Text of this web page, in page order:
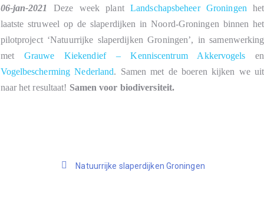
06-jan-2021 Deze week plantLandschapsbeheer Groningen het
laatste struweel op de slaperdijken in Noord-Groningen binnen het
pilotproject ‘Natuurrijke slaperdijken Groningen’, in samenwerking
met Grauwe Kiekendief – Kenniscentrum Akkervogels en
Vogelbescherming Nederland. Samen met de boeren kijken we uit
naar het resultaat! Samen voor biodiversiteit.
Natuurrijke slaperdijken Groningen